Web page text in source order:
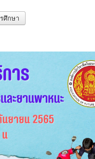
ศึกษา